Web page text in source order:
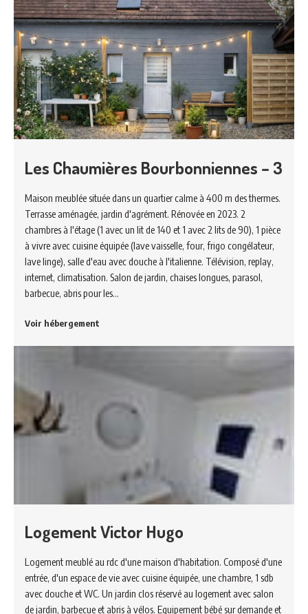
Les Chaumières Bourbonniennes – 3
Maison meublée située dans un quartier calme à 400 m des thermes.
Terrasse aménagée, jardin d'agrément. Rénovée en 2023. 2
chambres à l'étage (1 avec un lit de 140 et 1 avec 2 lits de 90), 1 pièce
à vivre avec cuisine équipée (lave vaisselle, four, frigo congélateur,
lave linge), salle d'eau avec douche à l'italienne. Télévision, replay,
internet, climatisation. Salon de jardin, chaises longues, parasol,
barbecue, abris pour les…
Voir hébergement
Logement Victor Hugo
Logement meublé au rdc d'une maison d'habitation. Composé d'une
entrée, d'un espace de vie avec cuisine équipée, une chambre, 1 sdb
avec douche et WC. Un jardin clos réservé au logement avec salon
de jardin, barbecue et abris à vélos. Equipement bébé sur demande et